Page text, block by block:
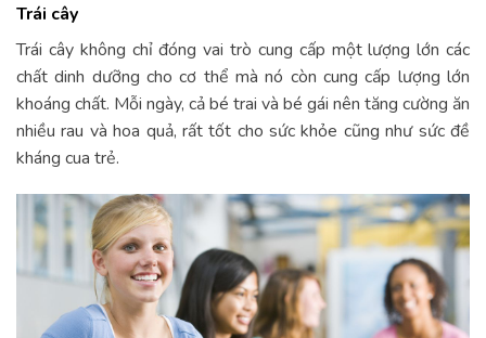
Trái cây
Trái cây không chỉ đóng vai trò cung cấp một lượng lớn các
chất dinh dưỡng cho cơ thể mà nó còn cung cấp lượng lớn
khoáng chất. Mỗi ngày, cả bé trai và bé gái nên tăng cường ăn
nhiều rau và hoa quả, rất tốt cho sức khỏe cũng như sức đề
kháng cua trẻ.